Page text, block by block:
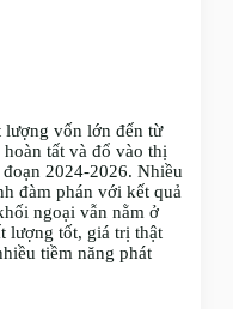
lượng vốn lớn đến từ
tất và đổ vào thị
2024-2026. Nhiều
đàm phán với kết quả
ngoại vẫn nằm ở
lượng tốt, giá trị thật
tiềm năng phát